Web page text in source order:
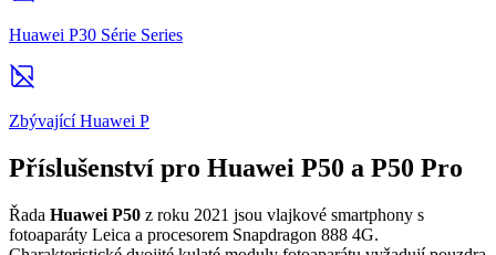
Huawei P30 Série Series
Zbývající Huawei P
Příslušenství pro Huawei P50 a P50 Pro
Řada Huawei P50 z roku 2021 jsou vlajkové smartphony s
fotoaparáty Leica a procesorem Snapdragon 888 4G.